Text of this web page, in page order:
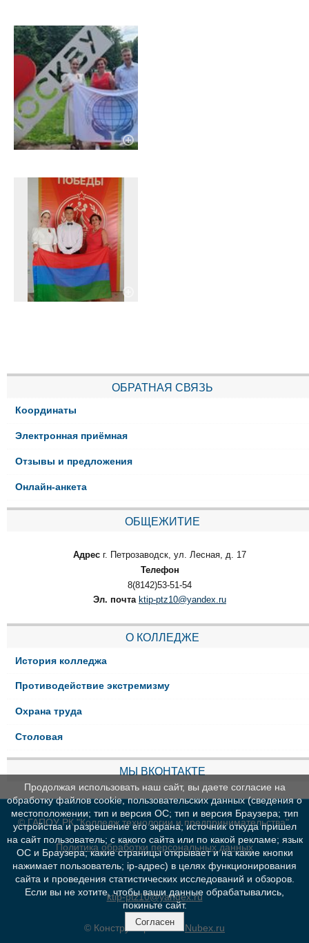
ОБРАТНАЯ СВЯЗЬ
Координаты
Электронная приёмная
Отзывы и предложения
Онлайн-анкета
ОБЩЕЖИТИЕ
Адрес г. Петрозаводск, ул. Лесная, д. 17
Телефон
8(8142)53-51-54
Эл. почта ktip-ptz10@yandex.ru
О КОЛЛЕДЖЕ
История колледжа
Противодействие экстремизму
Охрана труда
Столовая
МЫ ВКОНТАКТЕ
© ГАПОУ РК "Колледж технологии и предпринимательства"
Политика обработки персональных данных
ktip-ptz10@yandex.ru
© Конструктор сайтов Nubex.ru
Продолжая использовать наш сайт, вы даете согласие на
обработку файлов cookie, пользовательских данных (сведения о
местоположении; тип и версия ОС; тип и версия Браузера; тип
устройства и разрешение его экрана; источник откуда пришел
на сайт пользователь; с какого сайта или по какой рекламе; язык
ОС и Браузера; какие страницы открывает и на какие кнопки
нажимает пользователь; ip-адрес) в целях функционирования
сайта и проведения статистических исследований и обзоров.
Если вы не хотите, чтобы ваши данные обрабатывались,
покиньте сайт.
Согласен